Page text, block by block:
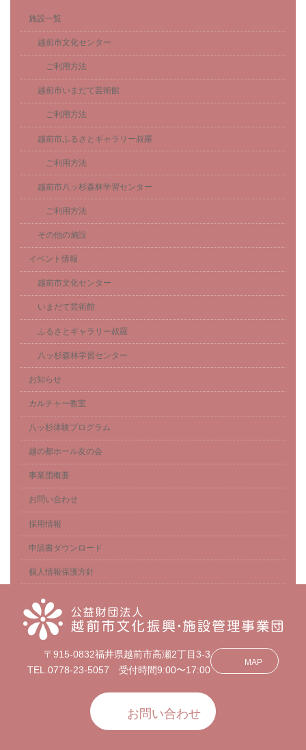
施設一覧
越前市文化センター
ご利用方法
越前市いまだて芸術館
ご利用方法
越前市ふるさとギャラリー叔羅
ご利用方法
越前市八ッ杉森林学習センター
ご利用方法
その他の施設
イベント情報
越前市文化センター
いまだて芸術館
ふるさとギャラリー叔羅
八ッ杉森林学習センター
お知らせ
カルチャー教室
八ッ杉体験プログラム
越の都ホール友の会
事業団概要
お問い合わせ
採用情報
申請書ダウンロード
個人情報保護方針
〒915-0832福井県越前市高瀬2丁目3-3
TEL.0778-23-5057 受付時間9:00〜17:00
MAP
お問い合わせ